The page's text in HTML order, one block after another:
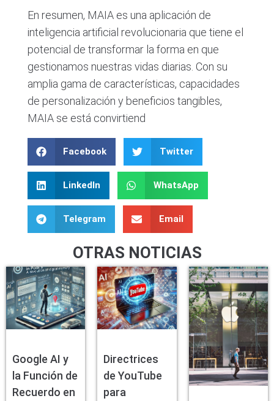
En resumen, MAIA es una aplicación de
inteligencia artificial revolucionaria que tiene el
potencial de transformar la forma en que
gestionamos nuestras vidas diarias. Con su
amplia gama de características, capacidades
de personalización y beneficios tangibles,
MAIA se está convirtiend
Facebook Twitter
LinkedIn WhatsApp
Telegram Email
OTRAS NOTICIAS
Google AI y
la Función de
Recuerdo en
Directrices
de YouTube
para